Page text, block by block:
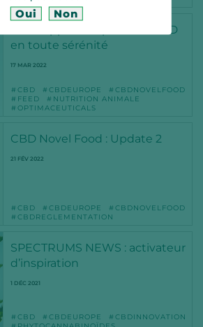
Développer des produits CBD
en toute sérénité
17 MAR 2022
CBD CBDEUROPE
CBDNOVELFOOD
FEED
NUTRITION ANIMALE
OPTIMACEUTICALS
CBD Novel Food : Update 2
21 FÉV 2022
CBD CBDEUROPE
CBDNOVELFOOD
CBDREGLEMENTATION
SPECTRUMS NEWS : activateur
d’inspiration
1 DÉC 2021
CBD CBDEUROPE
CBDINNOVATION
Oui Non